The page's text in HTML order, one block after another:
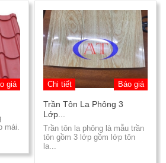
giá
mái.
Chi tiết Báo giá
Trần Tôn La Phông 3
Lớp...
Trần tôn la phông là mẫu trần
tôn gồm 3 lớp gồm lớp tôn
la...